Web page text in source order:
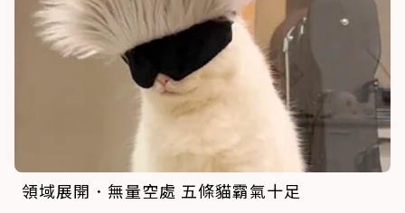
領域展開．無量空處 五條貓霸氣十足